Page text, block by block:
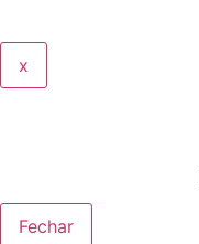
x
Fechar